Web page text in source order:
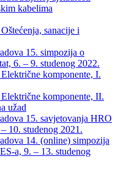
kabelima
sanacije i
15. simpozija o
6. – 9. studenog 2022.
komponente, I.
komponente, II.
užad
15. savjetovanja HRO
10. studenog 2021.
14. (online) simpozija
a, 9. – 13. studenog